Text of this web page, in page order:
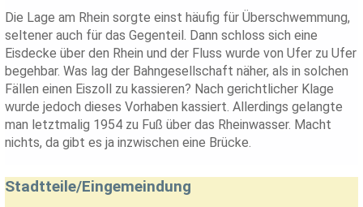
Die Lage am Rhein sorgte einst häufig für Überschwemmung,
seltener auch für das Gegenteil. Dann schloss sich eine
Eisdecke über den Rhein und der Fluss wurde von Ufer zu Ufer
begehbar. Was lag der Bahngesellschaft näher, als in solchen
Fällen einen Eiszoll zu kassieren? Nach gerichtlicher Klage
wurde jedoch dieses Vorhaben kassiert. Allerdings gelangte
man letztmalig 1954 zu Fuß über das Rheinwasser. Macht
nichts, da gibt es ja inzwischen eine Brücke.
Stadtteile/Eingemeindung